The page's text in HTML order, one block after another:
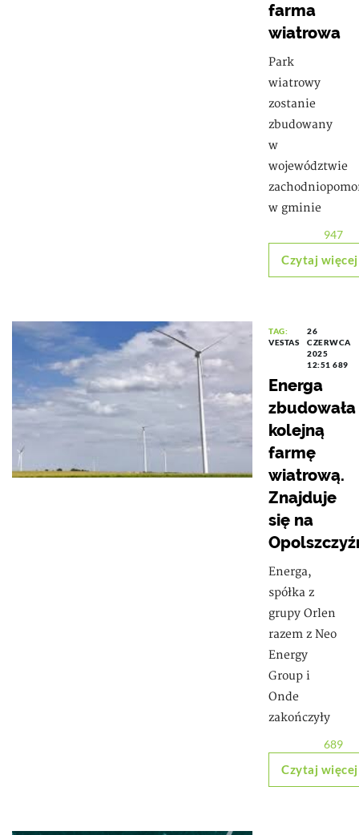
farma
wiatrowa
Park
wiatrowy
zostanie
zbudowany
w
województwie
w gminie
947
Czytaj więcej
TAG:
VESTAS
26
CZERWCA
2025
12:51 689
Energa
zbudowała
kolejną
farmę
wiatrową.
Znajduje
się na
Energa,
spółka z
grupy Orlen
razem z Neo
Energy
Group i
Onde
zakończyły
689
Czytaj więcej